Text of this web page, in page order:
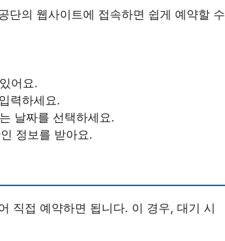
단의 웹사이트에 접속하면 쉽게 예약할 수
어요.
력하세요.
날짜를 선택하세요.
정보를 받아요.
직접 예약하면 됩니다. 이 경우, 대기 시